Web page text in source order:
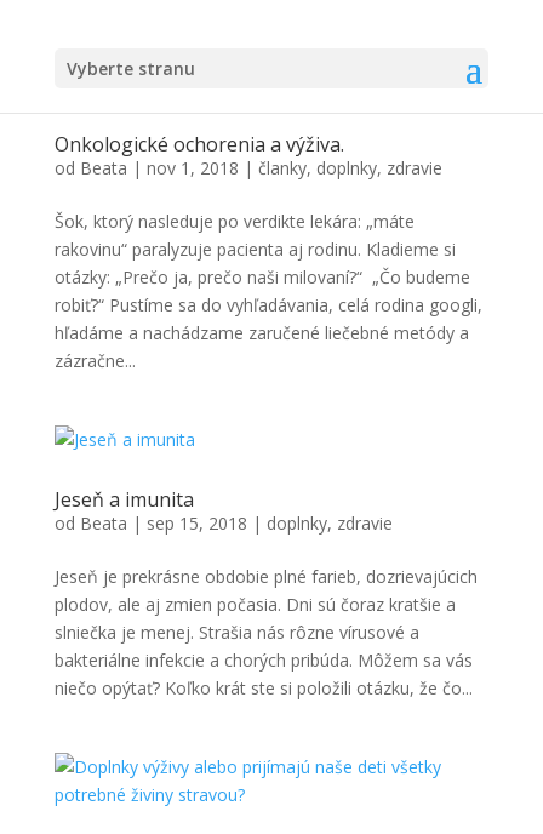
Vyberte stranu
Onkologické ochorenia a výživa.
od Beata | nov 1, 2018 | članky, doplnky, zdravie
Šok, ktorý nasleduje po verdikte lekára: „máte
rakovinu“ paralyzuje pacienta aj rodinu. Kladieme si
otázky: „Prečo ja, prečo naši milovaní?“ „Čo budeme
robiť?“ Pustíme sa do vyhľadávania, celá rodina googli,
hľadáme a nachádzame zaručené liečebné metódy a
zázračne...
Jeseň a imunita
od Beata | sep 15, 2018 | doplnky, zdravie
Jeseň je prekrásne obdobie plné farieb, dozrievajúcich
plodov, ale aj zmien počasia. Dni sú čoraz kratšie a
slniečka je menej. Strašia nás rôzne vírusové a
bakteriálne infekcie a chorých pribúda. Môžem sa vás
niečo opýtať? Koľko krát ste si položili otázku, že čo...